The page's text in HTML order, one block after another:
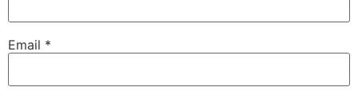
Email *